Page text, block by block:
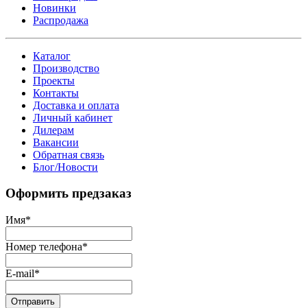
Новинки
Распродажа
Каталог
Производство
Проекты
Контакты
Доставка и оплата
Личный кабинет
Дилерам
Вакансии
Обратная связь
Блог/Новости
Оформить предзаказ
Имя*
Номер телефона*
E-mail*
Отправить